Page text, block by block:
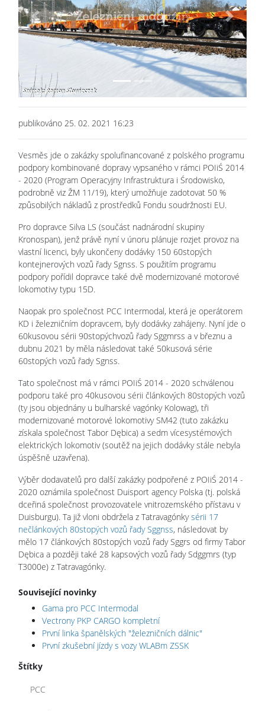
Previous Next
publikováno 25. 02. 2021 16:23
Vesměs jde o zakázky spolufinancované z polského programu
podpory kombinované dopravy vypsaného v rámci POIiŚ 2014
- 2020 (Program Operacyjny Infrastruktura i Środowisko,
podrobně viz ŽM 11/19), který umožňuje zadotovat 50 %
způsobilých nákladů z prostředků Fondu soudržnosti EU.
Pro dopravce Silva LS (součást nadnárodní skupiny
Kronospan), jenž právě nyní v únoru plánuje rozjet provoz na
vlastní licenci, byly ukončeny dodávky 150 60stopých
kontejnerových vozů řady Sgnss. S použitím programu
podpory pořídil dopravce také dvě modernizované motorové
lokomotivy typu 15D.
Naopak pro společnost PCC Intermodal, která je operátorem
KD i železničním dopravcem, byly dodávky zahájeny. Nyní jde o
60kusovou sérii 90stopýchvozů řady Sggmrss a v březnu a
dubnu 2021 by měla následovat také 50kusová série
60stopých vozů řady Sgnss.
Tato společnost má v rámci POIiŚ 2014 - 2020 schválenou
podporu také pro 40kusovou sérii článkových 80stopých vozů
(ty jsou objednány u bulharské vagónky Kolowag), tři
modernizované motorové lokomotivy SM42 (tuto zakázku
získala společnost Tabor Dębica) a sedm vícesystémových
elektrických lokomotiv (soutěž na jejich dodávky stále nebyla
úspěšně uzavřena).
Výběr dodavatelů pro další zakázky podpořené z POIiŚ 2014 -
2020 oznámila společnost Duisport agency Polska (tj. polská
dceřiná společnost provozovatele vnitrozemského přístavu v
Duisburgu). Ta již vloni obdržela z Tatravagónkysérii 17
nečlánkových 80stopých vozů řady Sggnss, následovat by
mělo 17 článkových 80stopých vozů řady Sggrs od firmy Tabor
Dębica a později také 28 kapsových vozů řady Sdggmrs (typ
T3000e) z Tatravagónky.
Související novinky
Gama pro PCC Intermodal
Vectrony PKP CARGO kompletní
První linka španělských "železničních dálnic"
První zkušební jízdy s vozy WLABm ZSSK
Štítky
PCC